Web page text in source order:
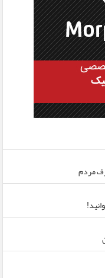
مردم